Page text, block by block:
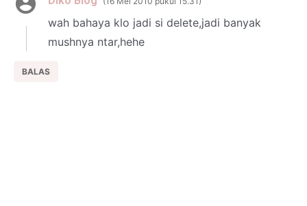
wah bahaya klo jadi si delete,jadi banyak
mushnya ntar,hehe
BALAS